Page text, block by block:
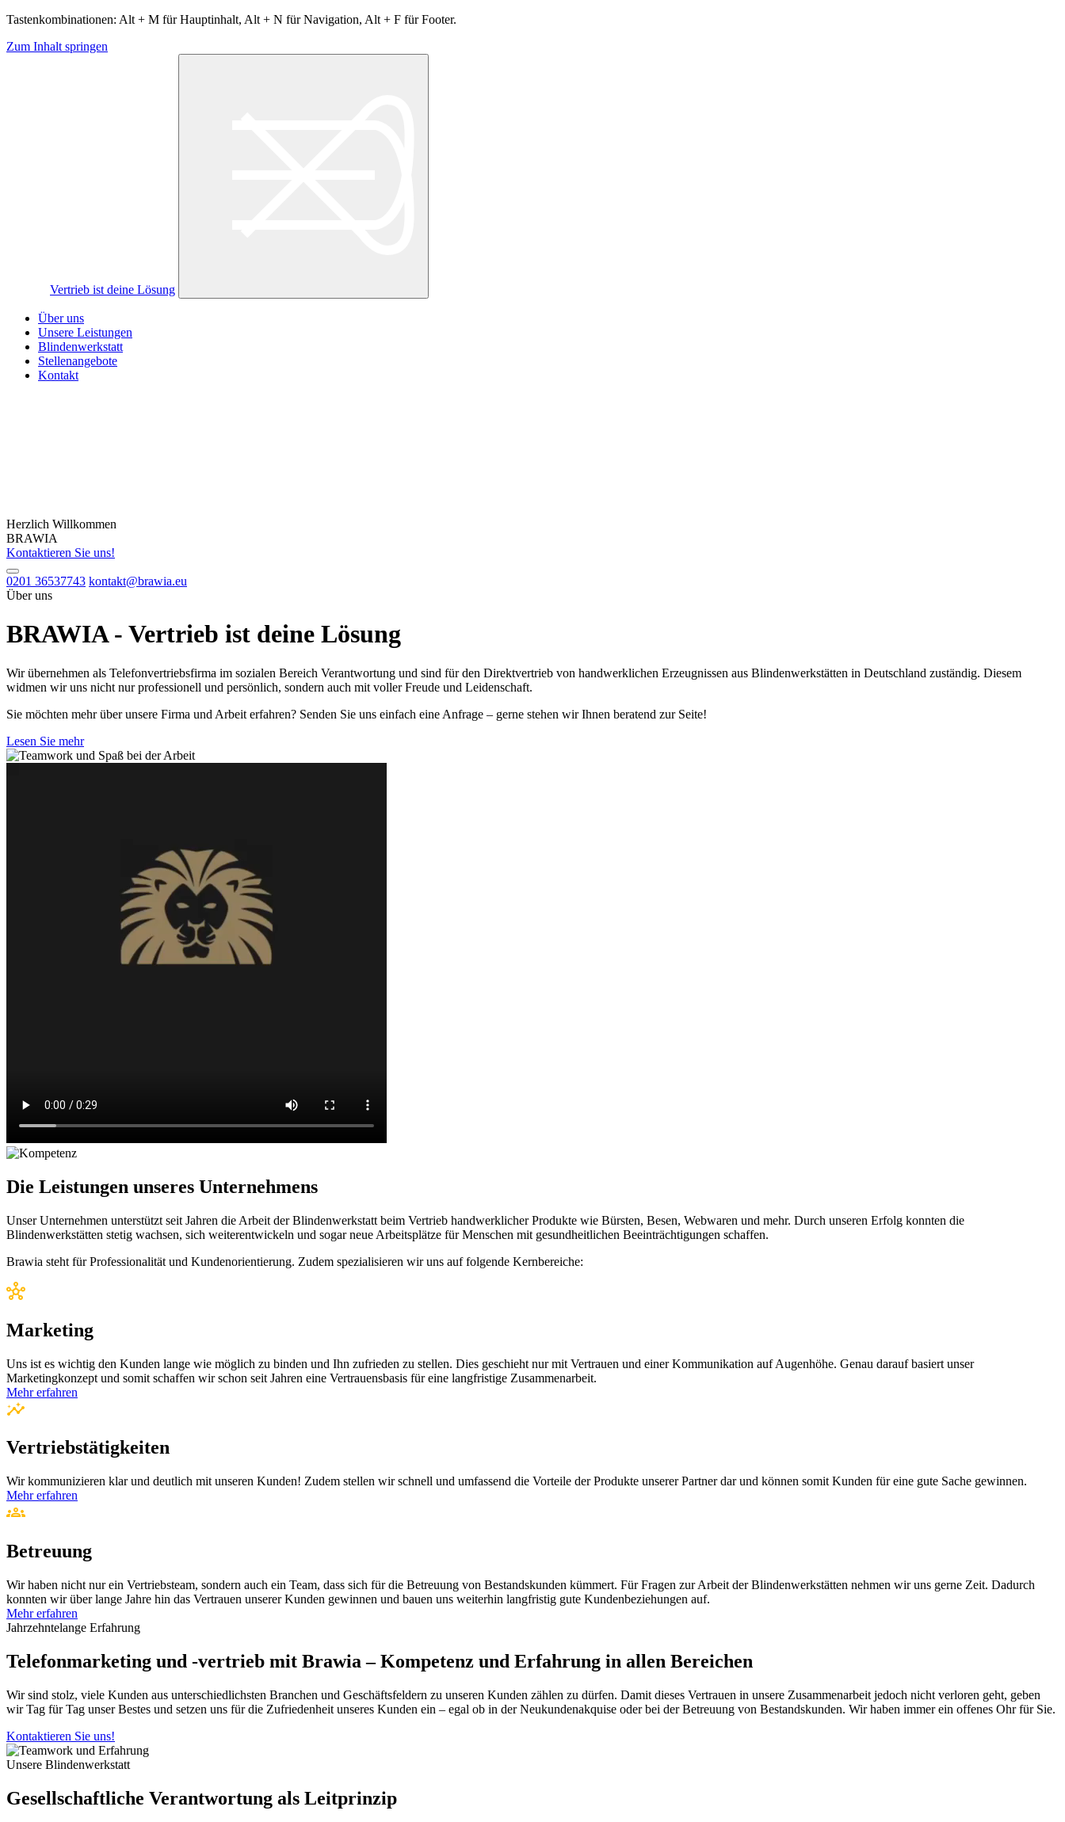
Tastenkombinationen: Alt + M für Hauptinhalt, Alt + N für Navigation, Alt + F für Footer.
Zum Inhalt springen
Vertrieb ist deine Lösung
Über uns
Unsere Leistungen
Blindenwerkstatt
Stellenangebote
Kontakt
Herzlich Willkommen
BRAWIA
Kontaktieren Sie uns!
0201 36537743 kontakt@brawia.eu
Über uns
BRAWIA - Vertrieb ist deine Lösung
Wir übernehmen als Telefonvertriebsfirma im sozialen Bereich Verantwortung und sind für den Direktvertrieb von handwerklichen Erzeugnissen aus Blindenwerkstätten in Deutschland zuständig. Diesem
widmen wir uns nicht nur professionell und persönlich, sondern auch mit voller Freude und Leidenschaft.
Sie möchten mehr über unsere Firma und Arbeit erfahren? Senden Sie uns einfach eine Anfrage – gerne stehen wir Ihnen beratend zur Seite!
Lesen Sie mehr
Die Leistungen unseres Unterneh­mens
Unser Unternehmen unterstützt seit Jahren die Arbeit der Blindenwerkstatt beim Vertrieb handwerklicher Produkte wie Bürsten, Besen, Webwaren und mehr. Durch unseren Erfolg konnten die
Blindenwerkstätten stetig wachsen, sich weiterentwickeln und sogar neue Arbeitsplätze für Menschen mit gesundheitlichen Beeinträchtigungen schaffen.
Brawia steht für Professionalität und Kundenorientierung. Zudem spezialisieren wir uns auf folgende Kernbereiche:
Marketing
Uns ist es wichtig den Kunden lange wie möglich zu binden und Ihn zufrieden zu stellen. Dies geschieht nur mit Vertrauen und einer Kommunikation auf Augenhöhe. Genau darauf basiert unser
Marketingkonzept und somit schaffen wir schon seit Jahren eine Vertrauensbasis für eine langfristige Zusammenarbeit.
Mehr erfahren
Vertriebs­tätigkeiten
Wir kommunizieren klar und deutlich mit unseren Kunden! Zudem stellen wir schnell und umfassend die Vorteile der Produkte unserer Partner dar und können somit Kunden für eine gute Sache gewinnen.
Mehr erfahren
Betreuung
Wir haben nicht nur ein Vertriebsteam, sondern auch ein Team, dass sich für die Betreuung von Bestandskunden kümmert. Für Fragen zur Arbeit der Blindenwerkstätten nehmen wir uns gerne Zeit. Dadurch
konnten wir über lange Jahre hin das Vertrauen unserer Kunden gewinnen und bauen uns weiterhin langfristig gute Kundenbeziehungen auf.
Mehr erfahren
Jahrzehnte­lange Erfahrung
Telefon­marketing und -vertrieb mit Brawia – Kompetenz und Erfahrung in allen Bereichen
Wir sind stolz, viele Kunden aus unterschiedlichsten Branchen und Geschäftsfeldern zu unseren Kunden zählen zu dürfen. Damit dieses Vertrauen in unsere Zusammenarbeit jedoch nicht verloren geht, geben
wir Tag für Tag unser Bestes und setzen uns für die Zufriedenheit unseres Kunden ein – egal ob in der Neukundenakquise oder bei der Betreuung von Bestandskunden. Wir haben immer ein offenes Ohr für Sie.
Kontaktieren Sie uns!
Unsere Blinden­werkstatt
Gesellschaft­liche Verantwortung als Leitprinzip